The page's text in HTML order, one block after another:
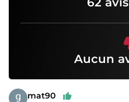
Aucun
mat90